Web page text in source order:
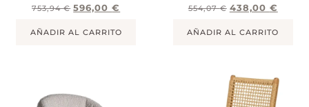
753,94€ 596,00€
AÑADIR AL CARRITO
554,07€ 438,00 €
AÑADIR AL CARRITO